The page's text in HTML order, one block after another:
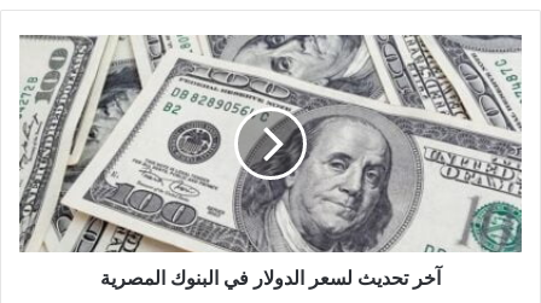
آخر تحديث لسعر الدولار في البنوك المصرية